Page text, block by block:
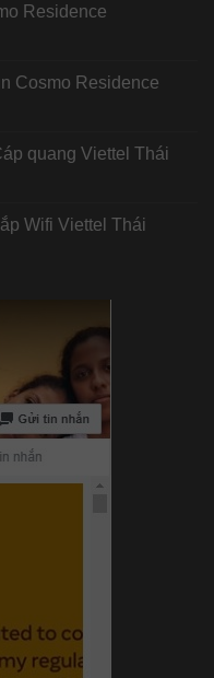
Residence
Cosmo Residence
quang Viettel Thái
Wifi Viettel Thái